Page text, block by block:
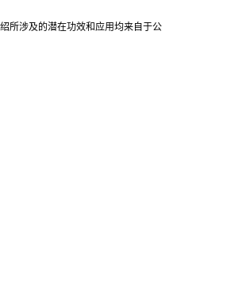
所涉及的潜在功效和应用均来自于公